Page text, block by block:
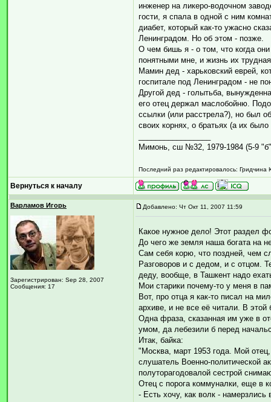
инженер на ликеро-водочном
гости, я спала в одной с ним
диабет, который как-то ужасно
Ленинградом. Но об этом - позже.
О чем бишь я - о том, что когда
понятными мне, и жизнь их
Мамин дед - харьковский еврей,
госпитале под Ленинградом - не
Другой дед - голытьба,
его отец держал маслобойню.
ссылки (или расстрела?), но был
своих корнях, о братьях (а их
Мимонь, сш №32, 1979-1984 (5-9
Последний раз редактировалось:
Вернуться к началу
Варламов Игорь
Зарегистрирован: Sep 28, 2007
Сообщения: 17
Добавлено: Чт Окт 11, 2007 11:59
Какое нужное дело! Этот раздел
До чего же земля наша богата на
Сам себя корю, что поздней, чем
Разговоров и с дедом, и с отцом.
деду, вообще, в Ташкент надо
Мои старики почему-то у меня в
Вот, про отца я как-то писал на
архиве, и не все её читали. В
Одна фраза, сказанная им уже в
умом, да лебезили б перед
Итак, байка:
"Москва, март 1953 года. Мой
слушатель Военно-политической
полуторагодовалой сестрой
Отец с порога коммуналки, еще в
- Есть хочу, как волк - намерзлись